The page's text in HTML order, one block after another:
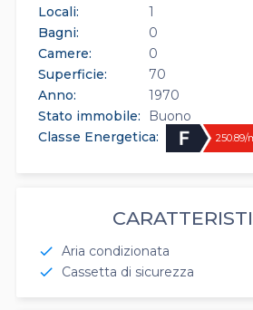
Locali:
1
Bagni:
0
Camere:
0
Superficie:
70
Anno:
1970
Stato immobile:
Buono
Classe Energetica:
250.89/
check Aria condizionata
check
Cassetta di sicurezza